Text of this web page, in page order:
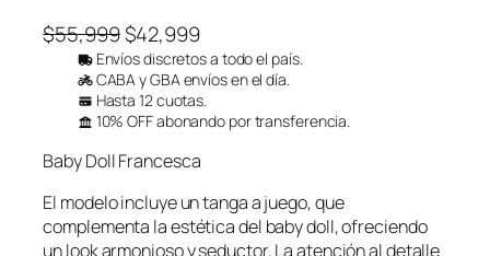
$55,999E
l
p
r
c
i
o
$42,999E
l
p
r
c
i
o
Envíos discretos a todo el país.
CABA y GBA envíos en el día.
Hasta 12 cuotas.
10% OFF abonando por transferencia.
Baby Doll Francesca
El modelo incluye un tanga a juego, que
complementa la estética del baby doll, ofreciendo
un look armonioso y seductor. La atención al detalle